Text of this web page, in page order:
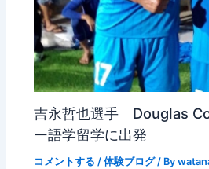
吉永哲也選手 Douglas
ー語学留学に出発
コメントする / 体験ブログ/ By